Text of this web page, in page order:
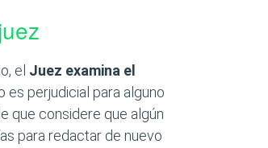
el Juez examina el
es perjudicial para alguno
que considere que algún
para redactar de nuevo